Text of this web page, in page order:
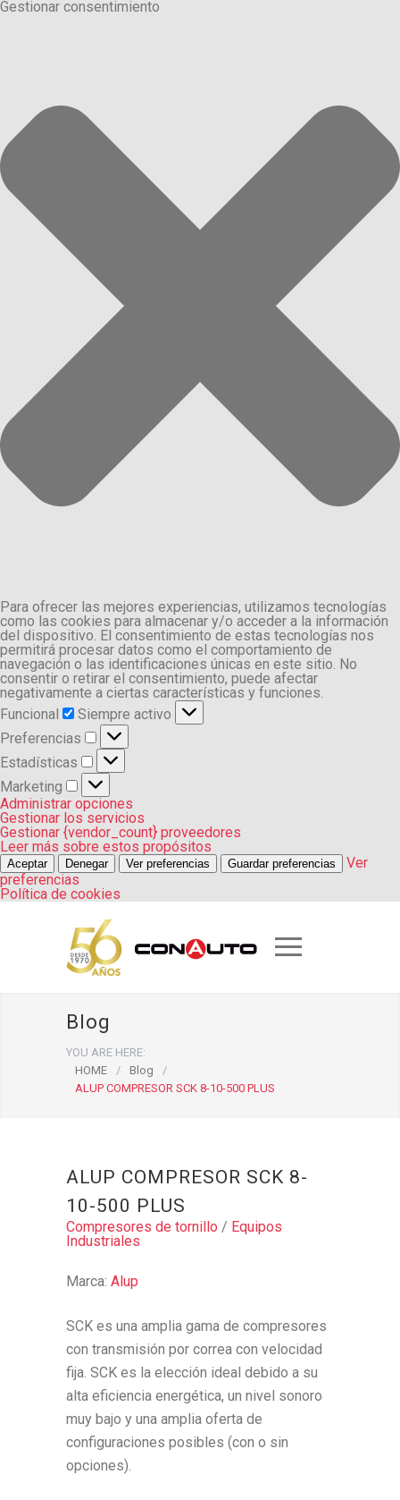
Gestionar consentimiento
Para ofrecer las mejores experiencias, utilizamos tecnologías
como las cookies para almacenar y/o acceder a la información
del dispositivo. El consentimiento de estas tecnologías nos
permitirá procesar datos como el comportamiento de
navegación o las identificaciones únicas en este sitio. No
consentir o retirar el consentimiento, puede afectar
negativamente a ciertas características y funciones.
Funcional
Funcional
Siempre activo
Preferencias
Preferencias
Estadísticas
Estadísticas
Marketing
Marketing
Administrar opciones
Gestionar los servicios
Gestionar {vendor_count} proveedores
Leer más sobre estos propósitos
Aceptar Denegar Ver preferencias Guardar preferencias
Ver
preferencias
Política de cookies
Blog
YOU ARE HERE:
HOME
/ Blog
/
ALUP COMPRESOR SCK 8-10-500 PLUS
ALUP COMPRESOR SCK 8-
10-500 PLUS
Compresores de tornillo / Equipos
Industriales
Marca: Alup
SCK es una amplia gama de compresores
con transmisión por correa con velocidad
fija. SCK es la elección ideal debido a su
alta eficiencia energética, un nivel sonoro
muy bajo y una amplia oferta de
configuraciones posibles (con o sin
opciones).